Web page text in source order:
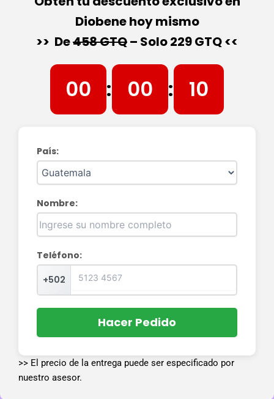
Diobene hoy mismo
>> De458 GTQ– Solo 229 GTQ <<
00 : 00 : 09
País:
Nombre:
Teléfono:
+502
Hacer Pedido
>> El precio de la entrega puede ser especificado por
nuestro asesor.